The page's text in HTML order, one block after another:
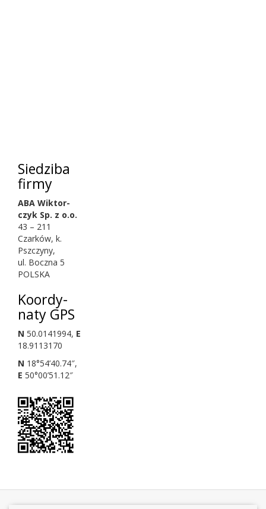
Siedz­iba
firmy
ABA Wik­tor­
czyk Sp. z o.o.
43 – 211
Czarków, k.
Pszczyny,
ul. Boczna 5
POLSKA
Koor­dy­
naty GPS
N 50.0141994, E
18.9113170
N 18°54’40.74″,
E 50°00’51 .12″